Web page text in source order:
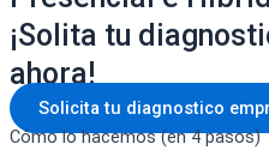
¡Solita tu
ahora!​
Solicita tu diagnostico
Cómo lo hacemos (en 4 pasos)